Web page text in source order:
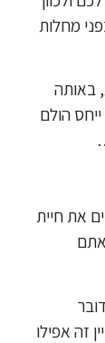
מחלות
באותה
הולם
את חיית
זה אפילו